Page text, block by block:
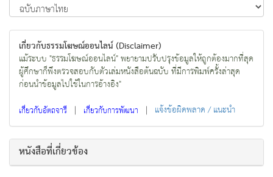
เกี่ยวกับธรรมโฆษณ์ออนไลน์ (Disclaimer)
แม้ระบบ "ธรรมโฆษณ์ออนไลน์" พยายามปรับปรุงข้อมูลให้ถูกต้องมากที่สุด
ผู้ศึกษาก็พึงตรวจสอบกับตัวเล่มหนังสือต้นฉบับ ที่มีการพิมพ์ครั้งล่าสุด
ก่อนนำข้อมูลไปใช้ในการอ้างอิง"
เกี่ยวกับอัตถจารี | เกี่ยวกับการพัฒนา | แจ้งข้อผิดพลาด / แนะนำ
หนังสือที่เกี่ยวข้อง